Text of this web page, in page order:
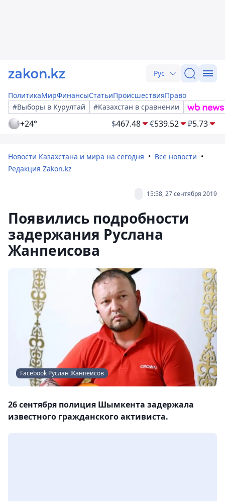
Рус
ПолитикаМирФинансыСтатьиПроисшествияПраво
#Выборы в Курултай
#Казахстан в сравнении
+24° $467.48 €539.52 ₽5.73
Новости Казахстана и мира на сегодня
Все новости
Редакция Zakon.kz
15:58, 27 сентября 2019
Появились подробности
задержания Руслана
Жанпеисова
Facebook Руслан Жанпеисов
26 сентября полиция Шымкента задержала
известного гражданского активиста.